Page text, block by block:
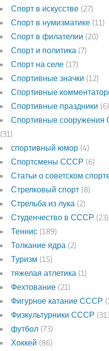
Спорт в искусстве (27)
Спорт в нумизматике (11)
Спорт в филателии (20)
Спорт и политика (7)
Спорт на селе (17)
Спортивные значки (12)
Спортивные
Спортивные праздники (6)
Спортивные
(31)
спортивный юмор (4)
Спортсмены СССР (6)
Статьи о советском
Стрелковый спорт (8)
Стрельба из лука (2)
Студенчество в СССР (23)
Теннис (189)
Толкание ядра (2)
Туризм (15)
тяжелая атлетика (1)
Фехтование (21)
Фигурное катание СССР
Физкультурники СССР
футбол (73)
Хоккей (86)